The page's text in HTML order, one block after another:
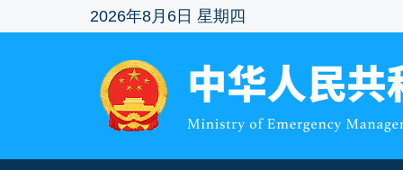
2026年8月6日 星期四